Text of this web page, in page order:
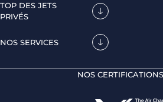
TOP DES JETS
PRIVÉS
NOS SERVICES
NOS CERTIFICATIONS